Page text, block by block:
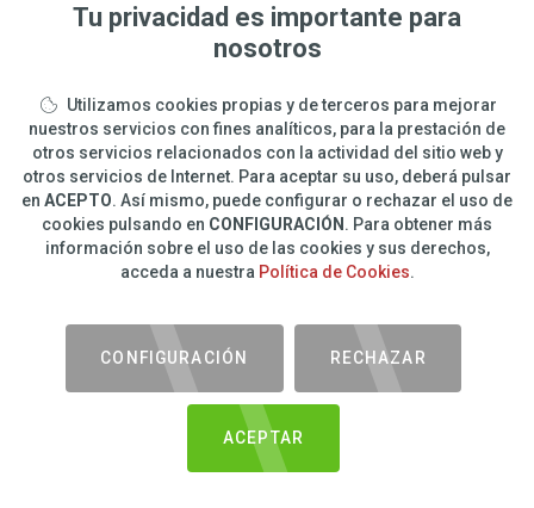
COMPARTIR
Tu privacidad es importante para
nosotros
Utilizamos cookies propias y de terceros para mejorar
nuestros servicios con fines analíticos, para la prestación de
otros servicios relacionados con la actividad del sitio web y
otros servicios de Internet. Para aceptar su uso, deberá pulsar
en ACEPTO. Así mismo, puede configurar o rechazar el uso de
cookies pulsando en CONFIGURACIÓN . Para obtener más
información sobre el uso de las cookies y sus derechos,
acceda a nuestra Política de Cookies.
CONFIGURACIÓN RECHAZAR
ACEPTAR